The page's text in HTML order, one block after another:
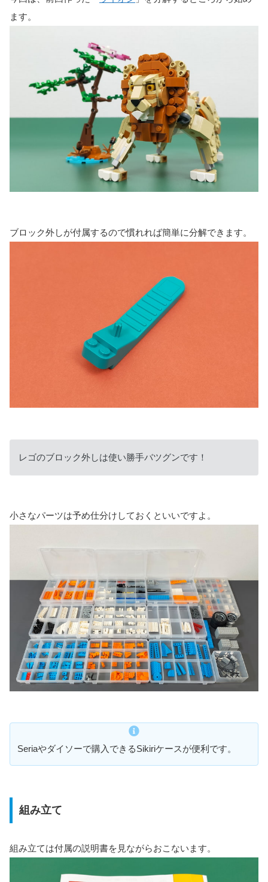
ます。
ブロック外しが付属するので慣れれば簡単に分解できます。
レゴのブロック外しは使い勝手バツグンです！
小さなパーツは予め仕分けしておくといいですよ。
Seriaやダイソーで購入できるSikiriケースが便利です。
組み立て
組み立ては付属の説明書を見ながらおこないます。